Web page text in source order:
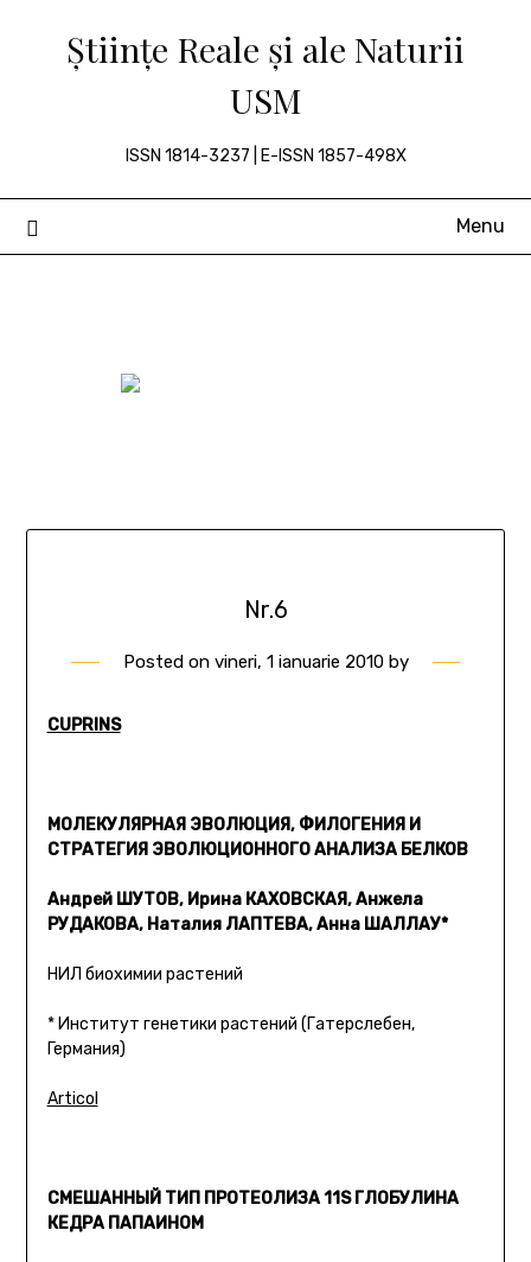
Științe Reale și ale Naturii
USM
ISSN 1814-3237 | E-ISSN 1857-498X
Menu
Nr.6
Posted on vineri, 1 ianuarie 2010by
CUPRINS
МОЛЕКУЛЯРНАЯ ЭВОЛЮЦИЯ, ФИЛОГЕНИЯ И
СТРАТЕГИЯ ЭВОЛЮЦИОННОГО АНАЛИЗА БЕЛКОВ
Андрей ШУТОВ, Ирина КАХОВСКАЯ, Анжела
РУДАКОВА, Наталия ЛАПТЕВА, Анна ШАЛЛАУ*
НИЛ биохимии растений
* Институт генетики растений (Гатерслебен,
Германия)
Articol
СМЕШАННЫЙ ТИП ПРОТЕОЛИЗА 11S ГЛОБУЛИНА
КЕДРА ПАПАИНОМ